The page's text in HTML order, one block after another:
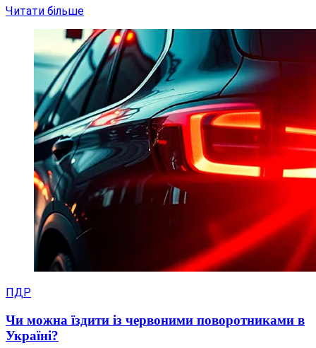
Читати більше
ПДР
Чи можна їздити із червоними поворотниками в
Україні?